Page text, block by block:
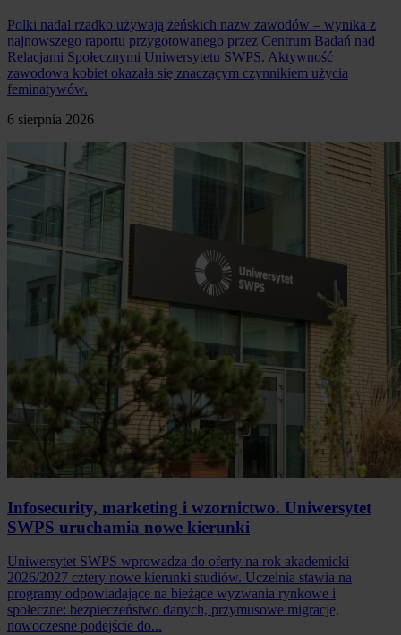
Polki nadal rzadko używają żeńskich nazw zawodów – wynika z
najnowszego raportu przygotowanego przez Centrum Badań nad
Relacjami Społecznymi Uniwersytetu SWPS. Aktywność
zawodowa kobiet okazała się znaczącym czynnikiem użycia
feminatywów.
6 sierpnia 2026
Infosecurity, marketing i wzornictwo. Uniwersytet
SWPS uruchamia nowe kierunki
Uniwersytet SWPS wprowadza do oferty na rok akademicki
2026/2027 cztery nowe kierunki studiów. Uczelnia stawia na
programy odpowiadające na bieżące wyzwania rynkowe i
społeczne: bezpieczeństwo danych, przymusowe migracje,
nowoczesne podejście do...